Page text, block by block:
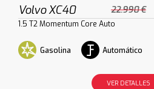
Volvo XC40 22.990 €
1.5 T2 Momentum Core Auto
Gasolina Automático
VER DETALLES